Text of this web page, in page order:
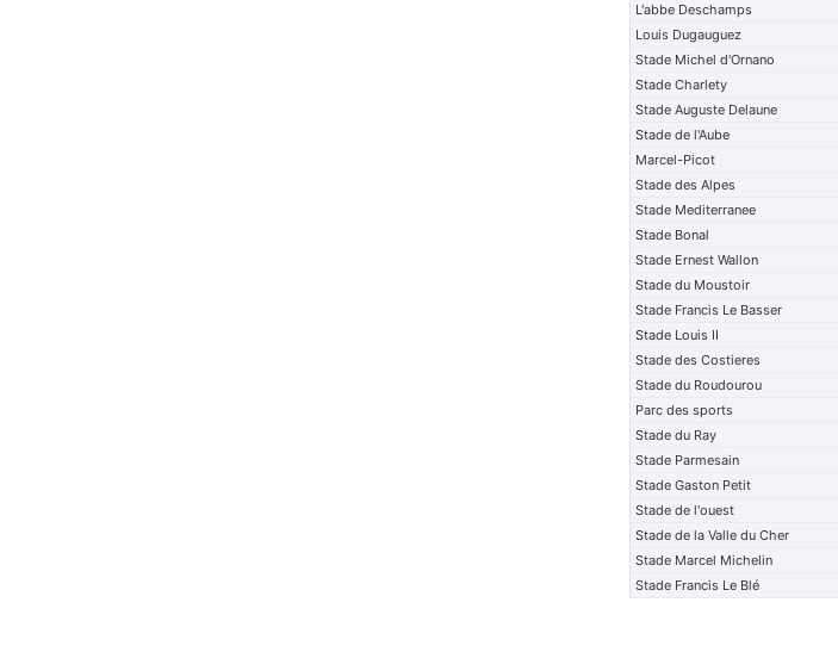
L'abbe Deschamps
Louis Dugauguez
Stade Michel d'Ornano
Stade Charlety
Stade Auguste Delaune
Stade de l'Aube
Marcel-Picot
Stade des Alpes
Stade Mediterranee
Stade Bonal
Stade Ernest Wallon
Stade du Moustoir
Stade Francis Le Basser
Stade Louis II
Stade des Costieres
Stade du Roudourou
Parc des sports
Stade du Ray
Stade Parmesain
Stade Gaston Petit
Stade de l'ouest
Stade de la Valle du Cher
Stade Marcel Michelin
Stade Francis Le Blé